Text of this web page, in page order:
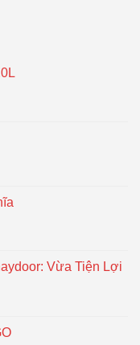
Vừa Tiện Lợi